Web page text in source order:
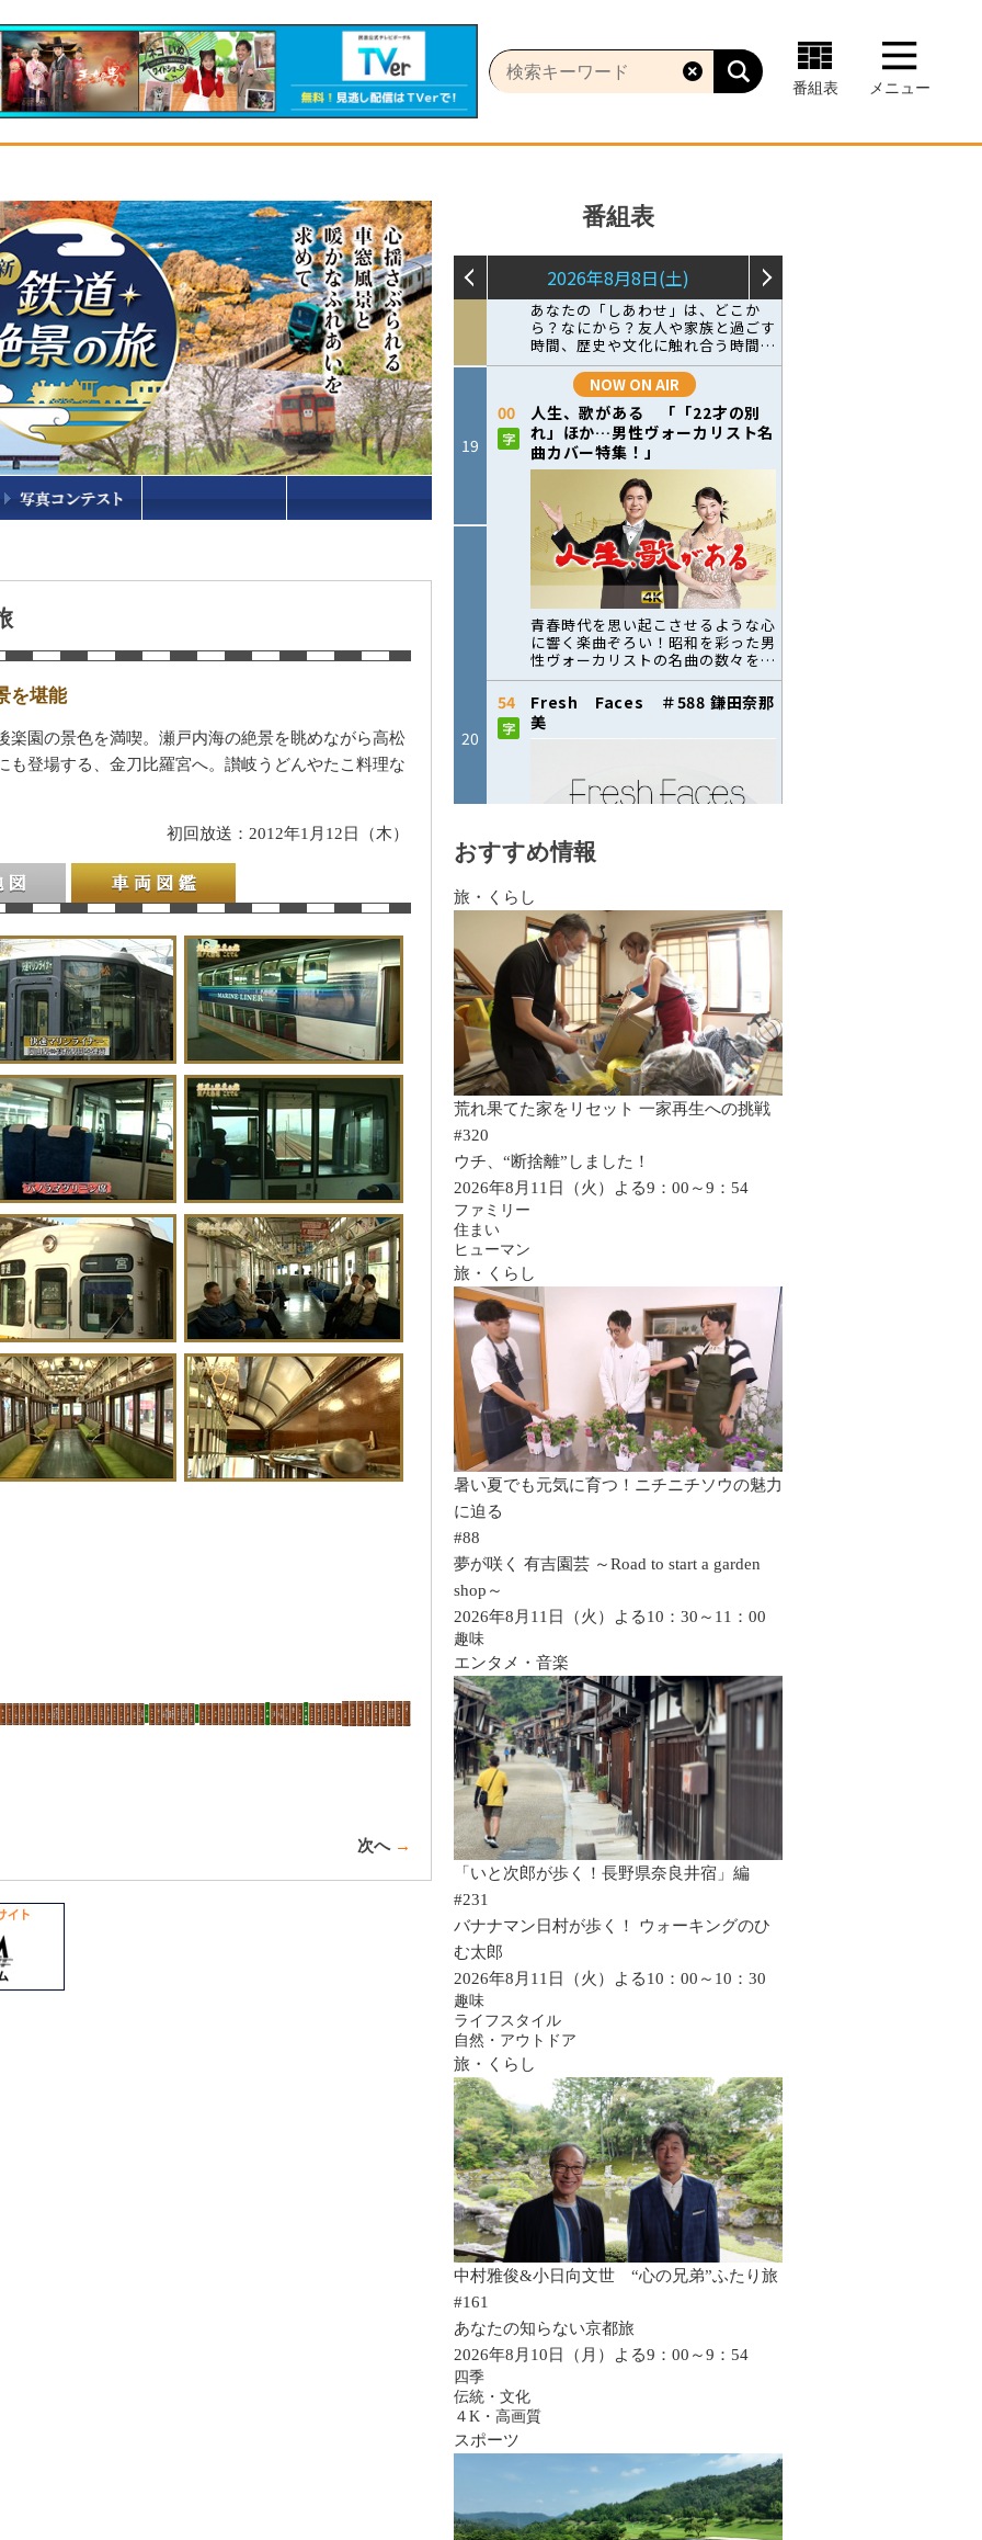
番組表 メニュー
を堪能
楽園の景色を満喫。瀬戸内海の絶景を眺めながら高松
も登場する、金刀比羅宮へ。讃岐うどんやたこ料理な
初回放送：2012年1月12日（木）
車両図鑑
次へ→
番組表
おすすめ情報
旅・くらし
荒れ果てた家をリセット 一家再生への挑戦
#320
ウチ、“断捨離”しました！
2026年8月11日（火）よる9：00～9：54
ファミリー
住まい
ヒューマン
旅・くらし
暑い夏でも元気に育つ！ニチニチソウの魅力
に迫る
#88
夢が咲く 有吉園芸 ～Road to start a garden
shop～
2026年8月11日（火）よる10：30～11：00
趣味
エンタメ・音楽
「いと次郎が歩く！長野県奈良井宿」編
#231
バナナマン日村が歩く！ ウォーキングのひ
む太郎
2026年8月11日（火）よる10：00～10：30
趣味
ライフスタイル
自然・アウトドア
旅・くらし
中村雅俊&小日向文世 “心の兄弟”ふたり旅
#161
あなたの知らない京都旅
2026年8月10日（月）よる9：00～9：54
四季
伝統・文化
４K・高画質
スポーツ